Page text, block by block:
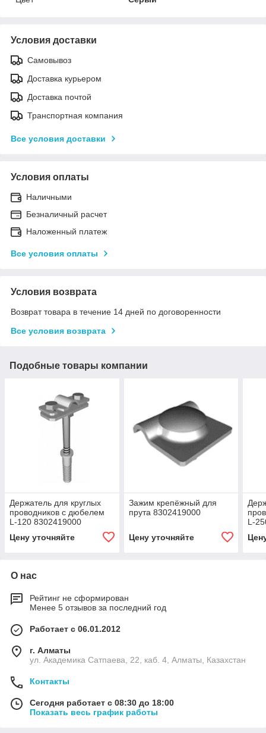
Условия доставки
Самовывоз
Доставка курьером
Доставка почтой
Транспортная компания
Все условия доставки
Условия оплаты
Наличными
Безналичный расчет
Наложенный платеж
Все условия оплаты
Условия возврата
Возврат товара в течение 14 дней по договоренности
Все условия возврата
Подобные товары компании
Держатель для круглых
проводников с дюбелем
L-120 8302419000
Цену уточняйте
Зажим крепёжный для
прута 8302419000
Цену уточняйте
L-
О нас
Рейтинг не сформирован
Менее 5 отзывов за последний год
Работает с 06.01.2012
г. Алматы
ул. Академика Сатпаева, 22, каб. 4, Алматы, Казахстан
Контакты
Сегодня работает с 08:30 до 18:00
Показать весь график работы